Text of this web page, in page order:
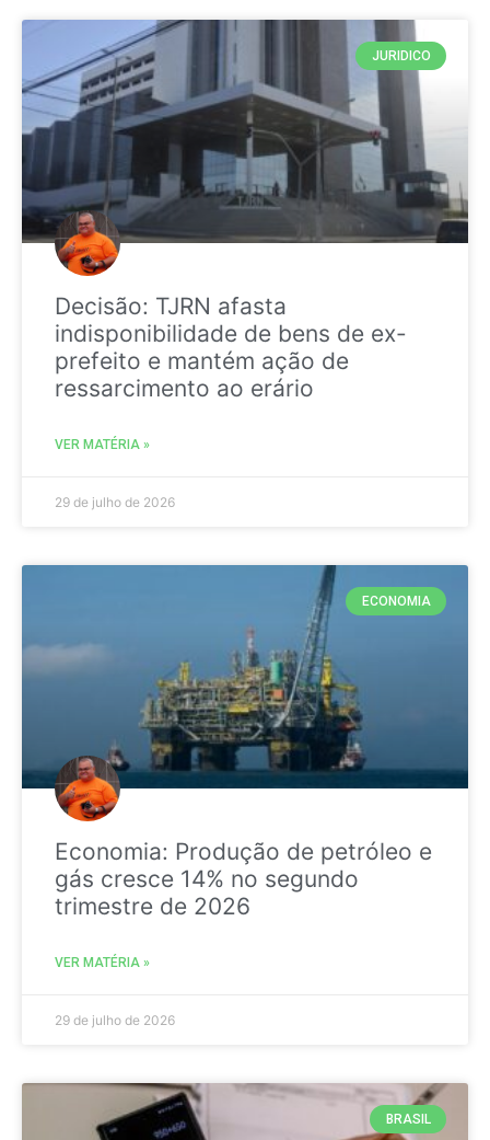
JURIDICO
Decisão: TJRN afasta
indisponibilidade de bens de ex-
prefeito e mantém ação de
ressarcimento ao erário
VER MATÉRIA »
29 de julho de 2026
ECONOMIA
Economia: Produção de petróleo e
gás cresce 14% no segundo
trimestre de 2026
VER MATÉRIA »
29 de julho de 2026
BRASIL